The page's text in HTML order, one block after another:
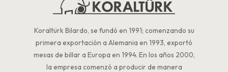
Koraltürk Bilardo, se fundó en 1991; comenzando su
primera exportación a Alemania en 1993, exportó
mesas de billar a Europa en 1994. En los años 2000,
la empresa comenzó a producir de manera